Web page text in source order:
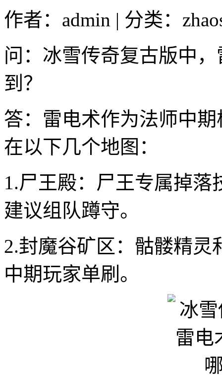
作者：admin | 分类：
问：冰雪传奇复古版中
到？
答：雷电术作为法师中
在以下几个地图：
1.尸王殿：尸王专属掉落
建议组队蹲守。
2.封魔谷矿区：骷髅精灵
中期玩家单刷。